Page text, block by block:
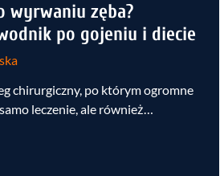
wyrwaniu zęba?
po gojeniu i diecie
chirurgiczny, po którym ogromne
leczenie, ale również…